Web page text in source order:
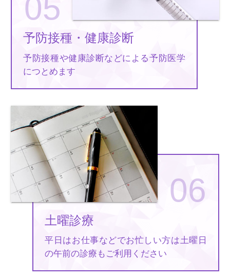
予防接種・健康診断
予防接種や健康診断などによる予防医学
につとめます
土曜診療
平日はお仕事などでお忙しい方は土曜日
の午前の診療もご利用ください